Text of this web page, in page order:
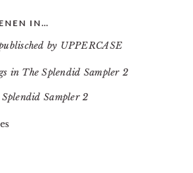
IN…
by UPPERCASE
Splendid Sampler 2